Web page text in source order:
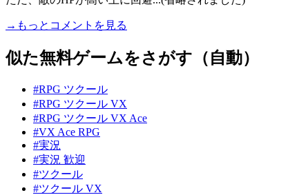
→もっとコメントを見る
似た無料ゲームをさがす（自動）
#RPG ツクール
#RPG ツクール VX
#RPG ツクール VX Ace
#VX Ace RPG
#実況
#実況 歓迎
#ツクール
#ツクール VX